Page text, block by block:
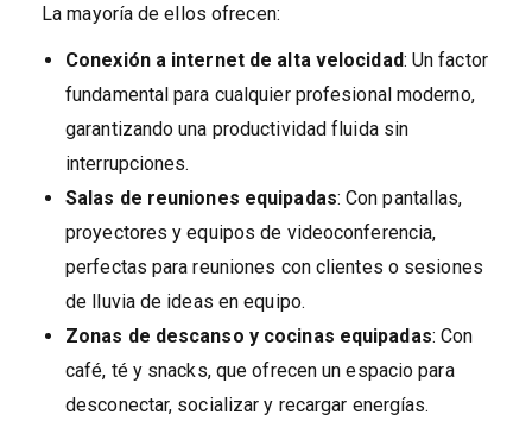
La mayoría de ellos ofrecen:
Conexión a internet de alta velocidad: Un factor
fundamental para cualquier profesional moderno,
garantizando una productividad fluida sin
interrupciones.
Salas de reuniones equipadas: Con pantallas,
proyectores y equipos de videoconferencia,
perfectas para reuniones con clientes o sesiones
de lluvia de ideas en equipo.
Zonas de descanso y cocinas equipadas: Con
café, té y snacks, que ofrecen un espacio para
desconectar, socializar y recargar energías.